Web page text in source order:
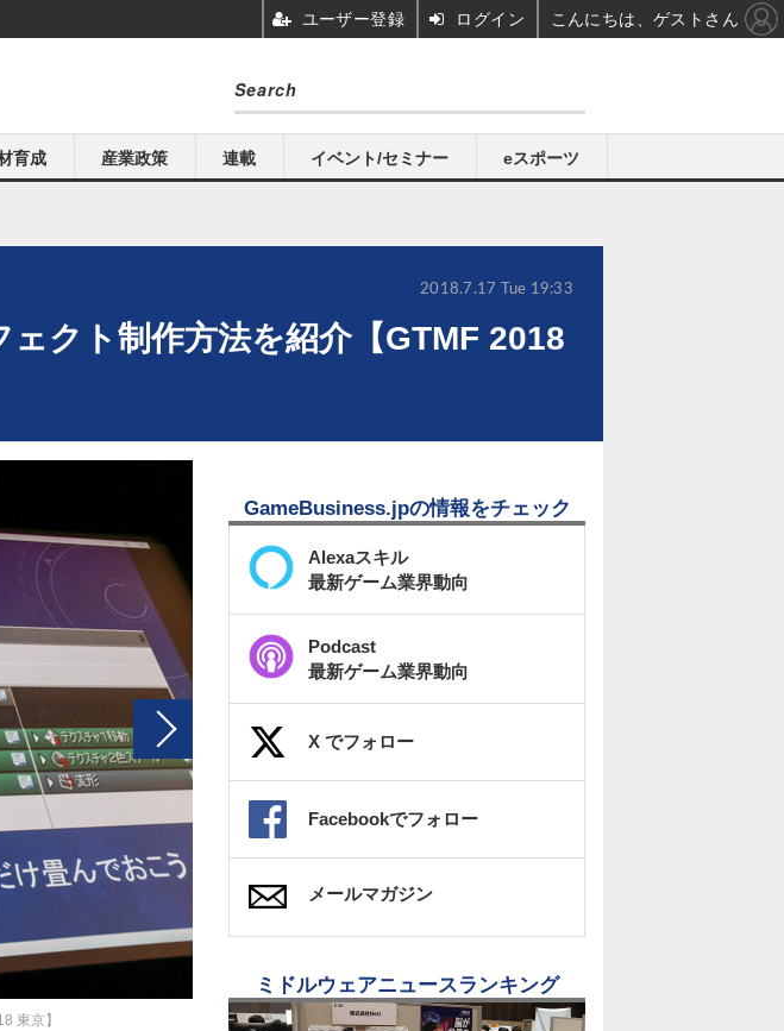
育成 産業政策 連載 イベント/セミナー eスポーツ
クト制作方法を紹介【GTMF 2018
2018.7.17 Tue 19:33
東京】
GameBusiness.jpの情報をチェック
Alexaスキル
最新ゲーム業界動向
Podcast
最新ゲーム業界動向
X でフォロー
Facebookでフォロー
メールマガジン
ミドルウェアニュースランキング
ユーザー登録 ログイン こんにちは、ゲストさん